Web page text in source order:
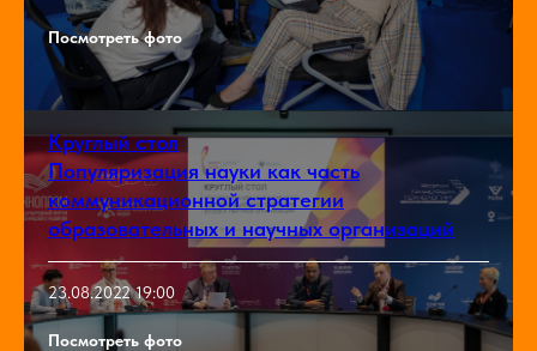
Посмотреть фото
Круглый стол
Популяризация науки как часть
коммуникационной стратегии
образовательных и научных организаций
23.08.2022 19:00
Посмотреть фото